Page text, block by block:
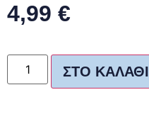
4,99 €
ΣΤΟ ΚΑΛΆΘΙ